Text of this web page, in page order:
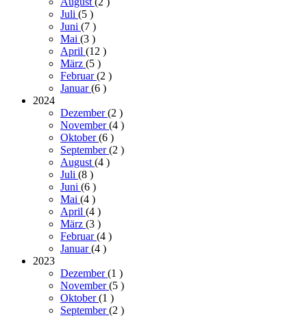
Juli (5 )
Juni (7 )
Mai (3 )
April (12 )
März (5 )
Februar(2 )
Januar(6 )
2024
Dezember(2 )
November(4 )
Oktober(6 )
September(2 )
August(4 )
Juli (8 )
Juni (6 )
Mai (4 )
April (4 )
März (3 )
Februar(4 )
Januar(4 )
2023
Dezember(1 )
November(5 )
Oktober(1 )
September(2 )